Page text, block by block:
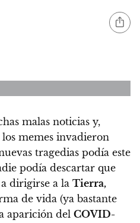
malas noticias y,
memes invadieron
tragedias podía este
podía descartar que
dirigirse a la Tierra,
de vida (ya bastante
aparición del COVID-